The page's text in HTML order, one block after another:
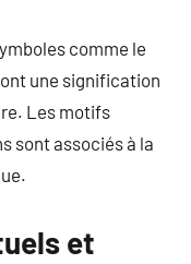
comme le
une signification
Les motifs
sont associés à la
et